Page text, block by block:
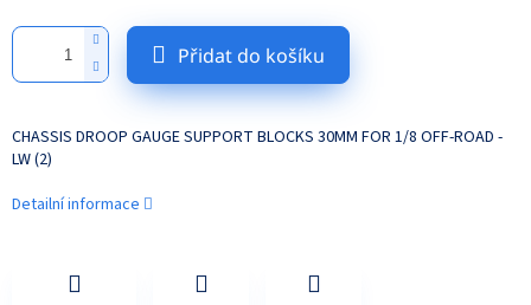
Přidat do košíku
CHASSIS DROOP GAUGE SUPPORT BLOCKS 30MM FOR 1/8 OFF-ROAD -
LW (2)
Detailní informace